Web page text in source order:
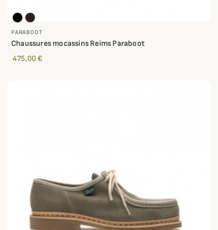
PARABOOT
Chaussures mocassins Reims Paraboot
475,00 €